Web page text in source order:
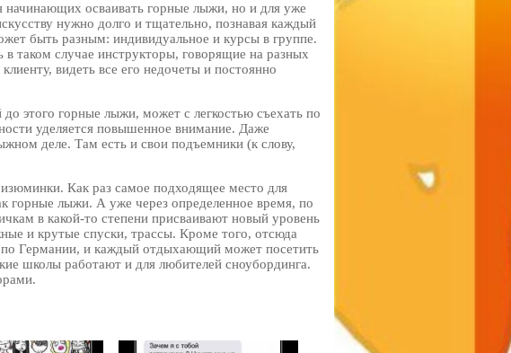
начинающих осваивать горные лыжи, но и для уже
нужно долго и тщательно, познавая каждый
быть разным: индивидуальное и курсы в группе.
таком случае инструкторы, говорящие на разных
видеть все его недочеты и постоянно
этого горные лыжи, может с легкостью съехать по
уделяется повышенное внимание. Даже
деле. Там есть и свои подъемники (к слову,
Как раз самое подходящее место для
горные лыжи. А уже через определенное время, по
в какой-то степени присваивают новый уровень
и крутые спуски, трассы. Кроме того, отсюда
Германии, и каждый отдыхающий может посетить
школы работают и для любителей сноубординга.